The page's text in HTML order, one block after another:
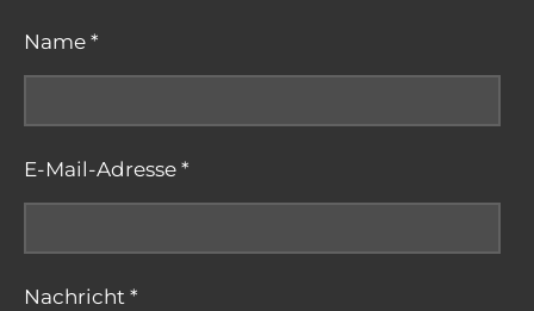
Name *
E-Mail-Adresse *
Nachricht *